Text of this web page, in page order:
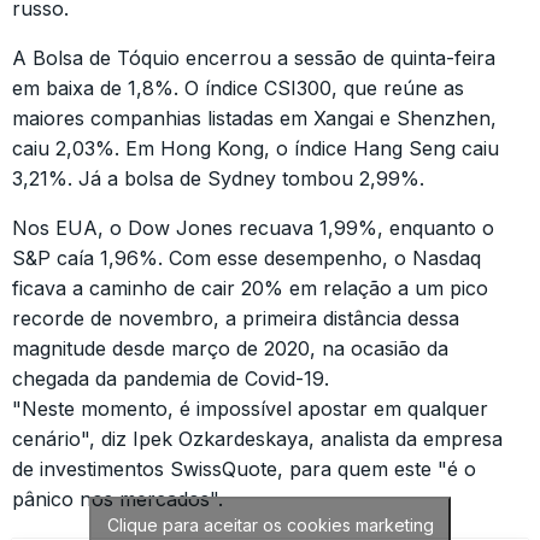
russo.
A Bolsa de Tóquio encerrou a sessão de quinta-feira
em baixa de 1,8%. O índice CSI300, que reúne as
maiores companhias listadas em Xangai e Shenzhen,
caiu 2,03%. Em Hong Kong, o índice Hang Seng caiu
3,21%. Já a bolsa de Sydney tombou 2,99%.
Nos EUA, o Dow Jones recuava 1,99%, enquanto o
S&P caía 1,96%. Com esse desempenho, o Nasdaq
ficava a caminho de cair 20% em relação a um pico
recorde de novembro, a primeira distância dessa
magnitude desde março de 2020, na ocasião da
chegada da pandemia de Covid-19.
"Neste momento, é impossível apostar em qualquer
cenário", diz Ipek Ozkardeskaya, analista da empresa
de investimentos SwissQuote, para quem este "é o
pânico nos mercados".
Clique para aceitar os cookies marketing